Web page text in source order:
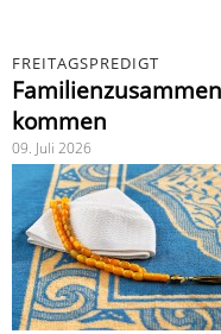
FREITAGSPREDIGT
kommen
09. Juli 2026